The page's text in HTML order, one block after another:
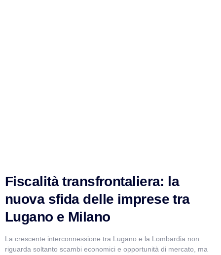
Fiscalità transfrontaliera: la
nuova sfida delle imprese tra
Lugano e Milano
La crescente interconnessione tra Lugano e la Lombardia non
riguarda soltanto scambi economici e opportunità di mercato, ma